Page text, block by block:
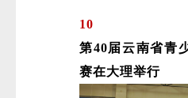
10
第40届云南省青
赛在大理举行